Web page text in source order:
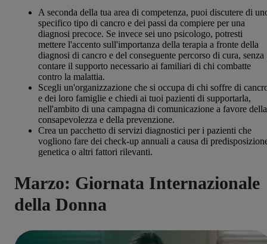
A seconda della tua area di competenza, puoi discutere di
specifico tipo di cancro e dei passi da compiere per una
diagnosi precoce. Se invece sei uno psicologo, potresti
mettere l'accento sull'importanza della terapia a fronte della
diagnosi di cancro e del conseguente percorso di cura, senza
contare il supporto necessario ai familiari di chi combatte
contro la malattia.
Scegli un'organizzazione che si occupa di chi soffre di
e dei loro famiglie e chiedi ai tuoi pazienti di supportarla,
nell'ambito di una campagna di comunicazione a favore della
consapevolezza e della prevenzione.
Crea un pacchetto di servizi diagnostici per i pazienti che
vogliono fare dei check-up annuali a causa di
genetica o altri fattori rilevanti.
Marzo: Giornata Internazionale
della Donna